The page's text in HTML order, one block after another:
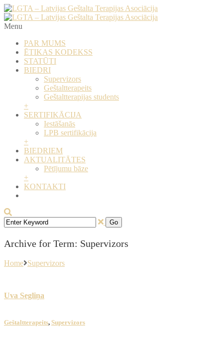
Menu
PAR MUMS
ĒTIKAS KODEKSS
STATŪTI
BIEDRI
Supervizors
​Geštaltterapeits
​Geštaltterapijas students
+
SERTIFIKĀCIJA
Iestāšanās
LPB sertifikācija
+
BIEDRIEM
AKTUALITĀTES
Pētījumu bāze
+
KONTAKTI
Archive for Term: Supervizors
Home Supervizors
Uva Segliņa
​Geštaltterapeits, Supervizors